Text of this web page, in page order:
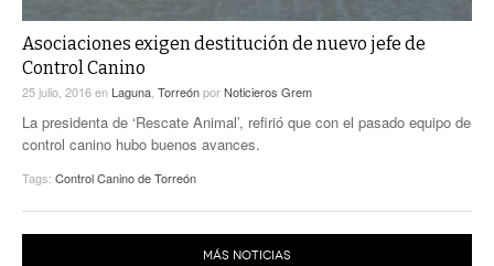
Asociaciones exigen destitución de nuevo jefe de
Control Canino
25 julio, 2016en Laguna, TorreónporNoticieros Grem
La presidenta de ‘Rescate Animal’, refirió que con el pasado equipo de
control canino hubo buenos avances.
Tags: Control Canino de Torreón
MÁS NOTICIAS